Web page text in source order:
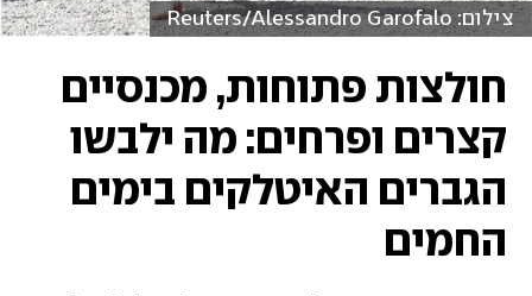
צילום: Reuters/Alessandro Garofalo
חולצות פתוחות, מכנסיים
קצרים ופרחים: מה ילבשו
הגברים האיטלקים בימים
החמים